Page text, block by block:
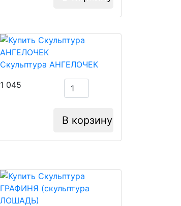
Скульптура АНГЕЛОЧЕК
1 045
В корзину